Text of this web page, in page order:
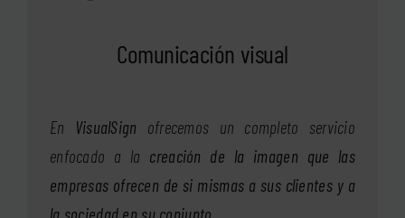
Comunicación visual
En VisualSign ofrecemos un completo servicio
enfocado a la creación de la imagen que las
empresas ofrecen de si mismas a sus clientes y a